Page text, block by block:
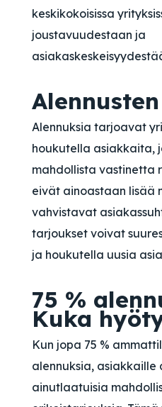
keskikokoisissa
joustavuudestaan ja
Alennuksia tarjoavat
houkutella asiakkaita,
mahdollista vastinetta
eivät ainoastaan lisää
vahvistavat
tarjoukset voivat
ja houkutella uusia
75 %
Kuka
Kun jopa 75 %
alennuksia, asiakkaille
ainutlaatuisia